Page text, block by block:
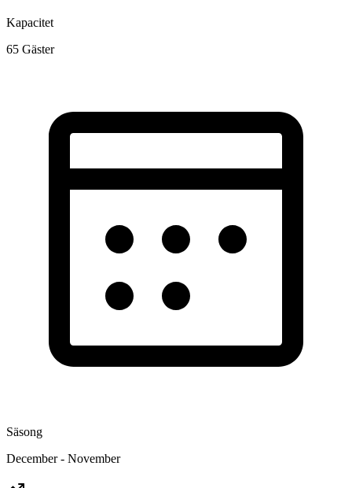
Kapacitet
65 Gäster
Säsong
December - November